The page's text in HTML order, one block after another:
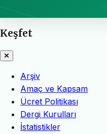
Keşfet
Arşiv
Amaç ve Kapsam
Ücret Politikası
Dergi Kurulları
İstatistikler